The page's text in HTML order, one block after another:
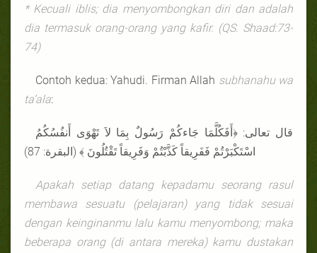
* Kecuali iblis; dia menyombongkan diri dan adalah
dia termasuk orang-orang yang kafir. (QS. Shaad:73-
74)
Contoh kedua: Yahudi. Firman Allah subhanahu wa
ta’ala:
قال تعالى: ﴿أَفَكُلَّمَا جَاءكُمْ رَسُولٌ بِمَا لاَ تَهْوَى أَنفُسُكُمُ
اسْتَكْبَرْتُمْ فَفَرِيقاً كَذَّبْتُمْ وَفَرِيقاً تَقْتُلُونَ ﴾ (البقرة: 87)
Apakah setiap datang kepadamu seorang rasul
membawa sesuatu (pelajaran) yang tidak sesuai
dengan keinginanmu lalu kamu menyombong; maka
beberapa orang (di antara mereka) kamu dustakan